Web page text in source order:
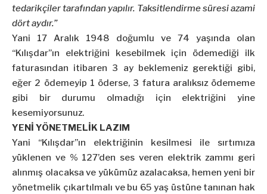
tedarikçiler tarafından yapılır. Taksitlendirme süresi azami
dört aydır.”
Yani 17 Aralık 1948 doğumlu ve 74 yaşında olan
“Kılışdar”ın elektriğini kesebilmek için ödemediği ilk
faturasından itibaren 3 ay beklemeniz gerektiği gibi,
eğer 2 ödemeyip 1 öderse, 3 fatura aralıksız ödememe
gibi bir durumu olmadığı için elektriğini yine
kesemiyorsunuz.
YENİ YÖNETMELİK LAZIM
Yani “Kılışdar”ın elektriğinin kesilmesi ile sırtımıza
yüklenen ve % 127’den ses veren elektrik zammı geri
alınmış olacaksa ve yükümüz azalacaksa, hemen yeni bir
yönetmelik çıkartılmalı ve bu 65 yaş üstüne tanınan hak